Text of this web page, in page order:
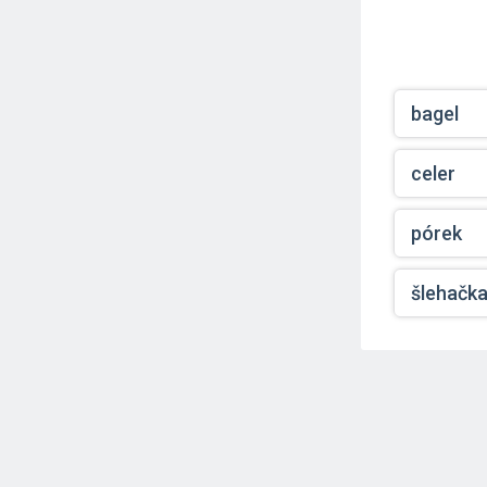
bagel
celer
pórek
šlehačka